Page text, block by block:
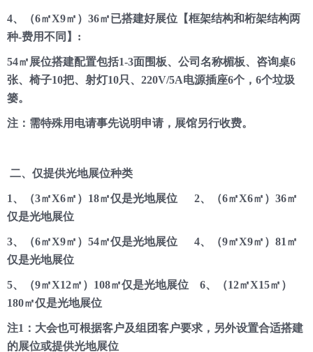
联
系
我
们
4、（6㎡X9㎡）36㎡已搭建好展位【框架结构和桁架结构两
种-费用不同】:
54㎡展位搭建配置包括1-3面围板、公司名称楣板、咨询桌6
张、椅子10把、射灯10只、220V/5A电源插座6个，6个垃圾
篓。
注：需特殊用电请事先说明申请，展馆另行收费。
二、仅提供光地展位种类
1、（3㎡X6㎡）18㎡仅是光地展位 2、（6㎡X6㎡）36㎡
仅是光地展位
3、（6㎡X9㎡）54㎡仅是光地展位 4、（9㎡X9㎡）81㎡
仅是光地展位
5、（9㎡X12㎡）108㎡仅是光地展位 6、（12㎡X15㎡）
180㎡仅是光地展位
注1：大会也可根据客户及组团客户要求，另外设置合适搭建
的展位或提供光地展位